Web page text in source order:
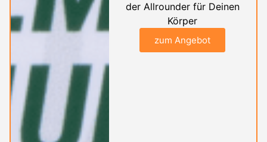
der Allrounder für Deinen
Körper
zum Angebot